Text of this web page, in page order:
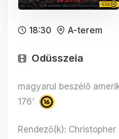
18:30 A-terem
Odüsszeia
magyarul beszélő
176’
Rendező(k): Christopher